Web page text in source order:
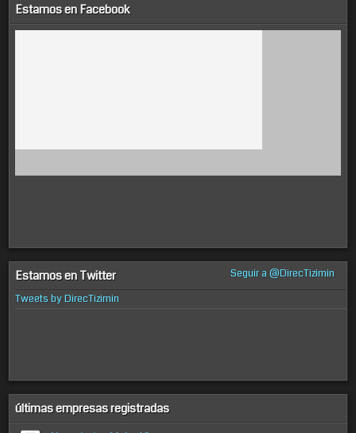
Estamos en Facebook
Estamos en Twitter
Seguir a @DirecTizimin
Tweets by DirecTizimin
últimas empresas registradas